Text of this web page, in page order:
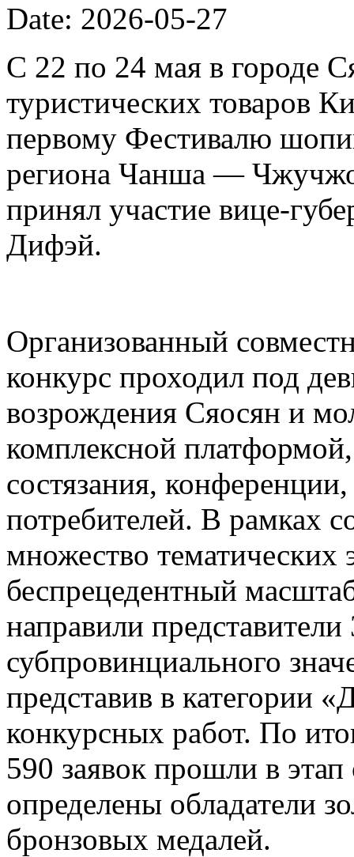
Date: 2026-05-27
С 22 по 24 мая в городе
туристических товаров
первому Фестивалю
региона Чанша —
принял участие вице-
Дифэй.
Организованный
конкурс проходил под
возрождения Сяосян и
комплексной
состязания,
потребителей. В рамках
множество тематических
беспрецедентный
направили
субпровинциального
представив в категории
конкурсных работ. По
590 заявок прошли в
определены обладатели
бронзовых медалей.